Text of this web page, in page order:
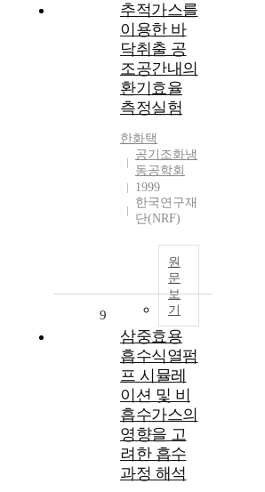
추적가스를
이용한 바
닥취출 공
조공간내의
환기효율
측정실험
한화택
공기조화냉
동공학회
1999
한국연구재
단(NRF)
원
문
보
기
9
삼중효용
흡수식열펌
프 시뮬레
이션 및 비
흡수가스의
영향을 고
려한 흡수
과정 해석